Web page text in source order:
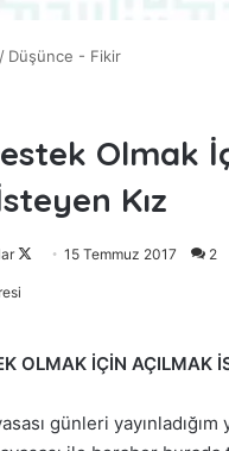
/ Düşünce - Fikir
Olmak
Kız
o
o
15 Temmuz 2017 2
OLMAK İÇİN AÇILMAK
günleri yayınladığım